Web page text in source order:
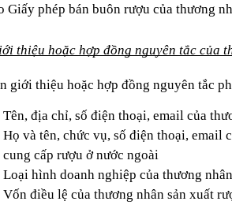
Giấy phép bán buôn rượu của thương
thiệu hoặc hợp đồng nguyên tắc của
giới thiệu hoặc hợp đồng nguyên tắc
Tên, địa chỉ, số điện thoại, email của
Họ và tên, chức vụ, số điện thoại, email
cung cấp rượu ở nước ngoài
Loại hình doanh nghiệp của thương
Vốn điều lệ của thương nhân sản xuất